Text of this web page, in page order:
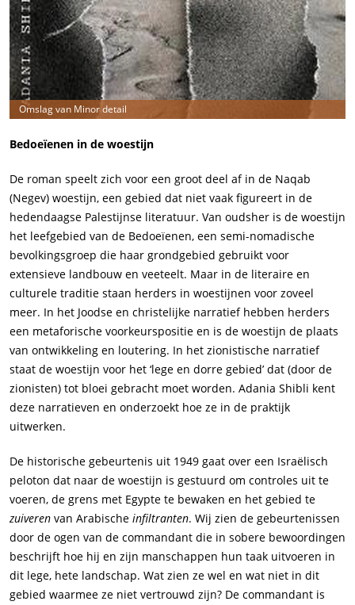
Omslag van Minor detail
Bedoeïenen in de woestijn
De roman speelt zich voor een groot deel af in de Naqab
(Negev) woestijn, een gebied dat niet vaak figureert in de
hedendaagse Palestijnse literatuur. Van oudsher is de woestijn
het leefgebied van de Bedoeïenen, een semi-nomadische
bevolkingsgroep die haar grondgebied gebruikt voor
extensieve landbouw en veeteelt. Maar in de literaire en
culturele traditie staan herders in woestijnen voor zoveel
meer. In het Joodse en christelijke narratief hebben herders
een metaforische voorkeurspositie en is de woestijn de plaats
van ontwikkeling en loutering. In het zionistische narratief
staat de woestijn voor het ‘lege en dorre gebied’ dat (door de
zionisten) tot bloei gebracht moet worden. Adania Shibli kent
deze narratieven en onderzoekt hoe ze in de praktijk
uitwerken.
De historische gebeurtenis uit 1949 gaat over een Israëlisch
peloton dat naar de woestijn is gestuurd om controles uit te
voeren, de grens met Egypte te bewaken en het gebied te
zuiveren van Arabische infiltranten. Wij zien de gebeurtenissen
door de ogen van de commandant die in sobere bewoordingen
beschrijft hoe hij en zijn manschappen hun taak uitvoeren in
dit lege, hete landschap. Wat zien ze wel en wat niet in dit
gebied waarmee ze niet vertrouwd zijn? De commandant is